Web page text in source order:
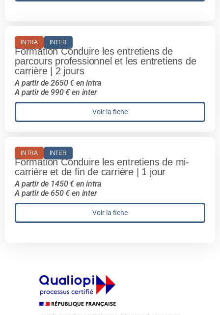
INTRA INTER
Formation Conduire les entretiens de
parcours professionnel et les entretiens de
carrière | 2 jours
A partir de 2650 € en intra
A partir de 990 € en inter
Voir la fiche
INTRA INTER
Formation Conduire les entretiens de mi-
carrière et de fin de carrière | 1 jour
A partir de 1450 € en intra
A partir de 650 € en inter
Voir la fiche